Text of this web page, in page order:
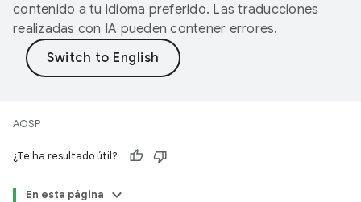
contenido a tu idioma preferido. Las traducciones
realizadas con IA pueden contener errores.
AOSP
¿Te ha resultado útil?
En esta página